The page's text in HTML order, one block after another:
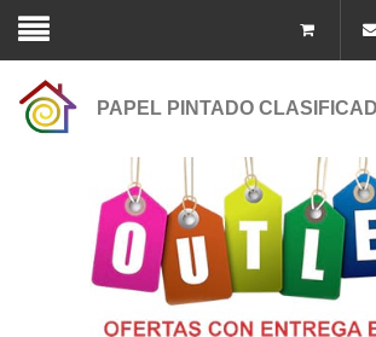
PAPEL PINTADO